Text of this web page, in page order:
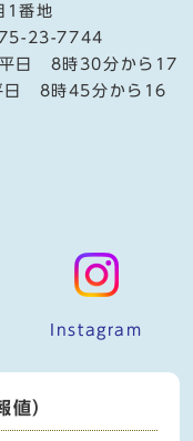
1番地
23-7744
平日 8時30分から17
日 8時45分から16
Instagram
値）